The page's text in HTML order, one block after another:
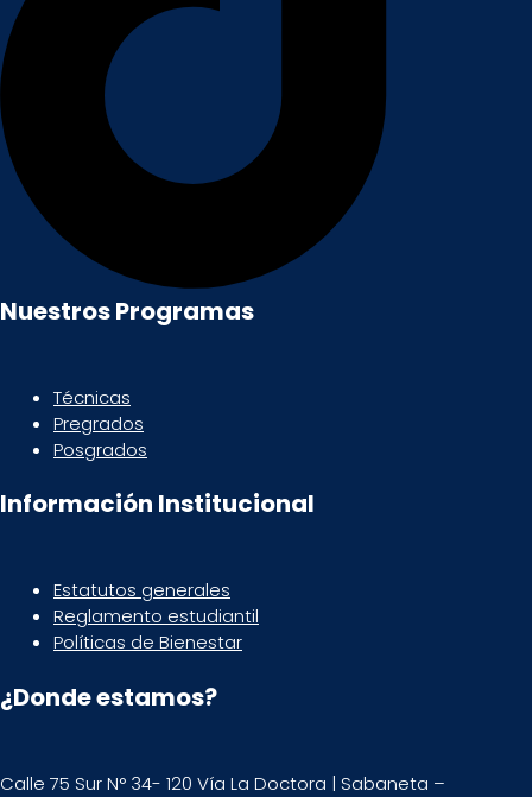
Nuestros Programas
Técnicas
Pregrados
Posgrados
Información Institucional
Estatutos generales
Reglamento estudiantil
Políticas de Bienestar
¿Donde estamos?
Calle 75 Sur N° 34- 120 Vía La Doctora | Sabaneta –